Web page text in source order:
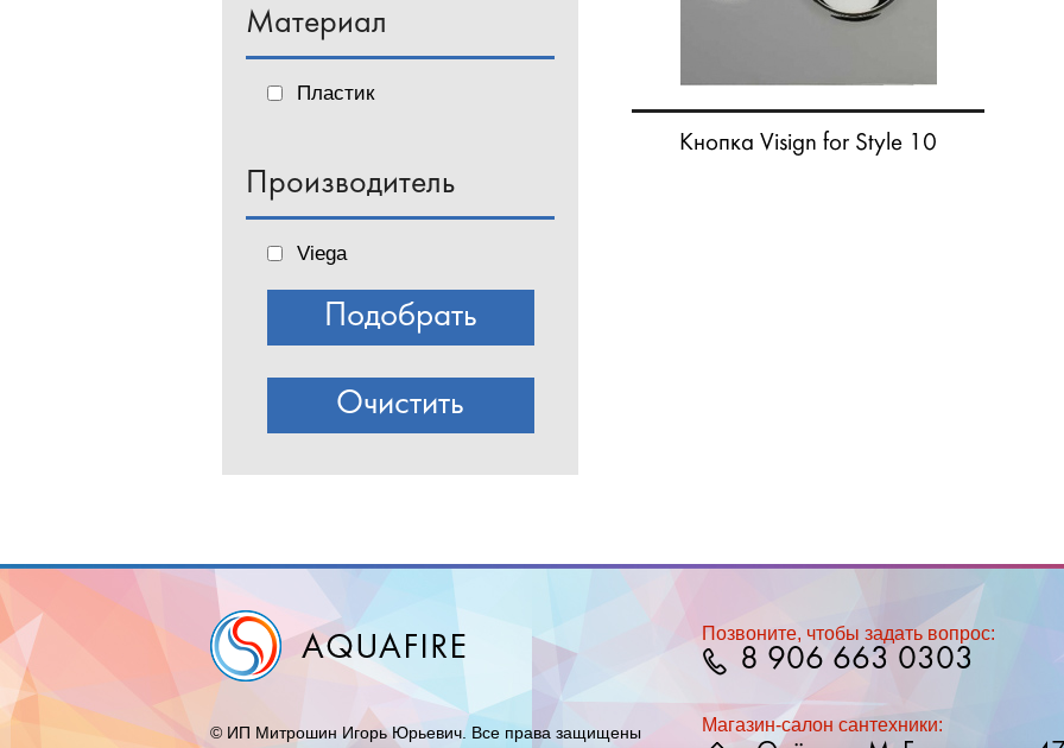
Материал
Пластик
Производитель
Viega
Кнопка Visign for Style 10
© ИП Митрошин Игорь Юрьевич. Все права защищены
Позвоните, чтобы задать вопрос:
8 906 663 0303
Магазин-салон сантехники: